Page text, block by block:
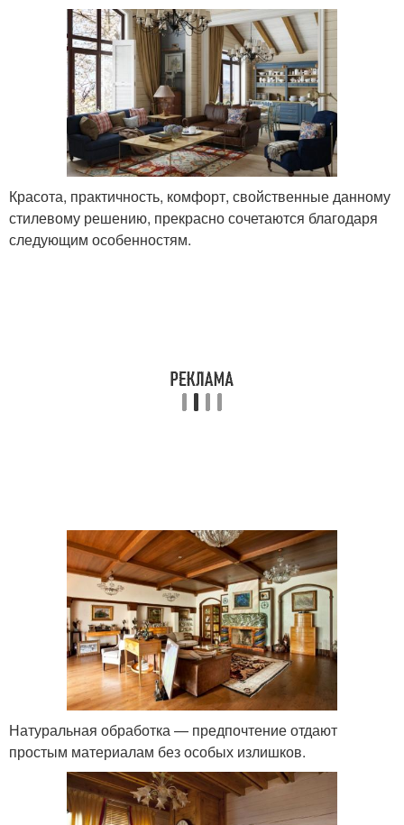
Красота, практичность, комфорт, свойственные данному
стилевому решению, прекрасно сочетаются благодаря
следующим особенностям.
Натуральная обработка — предпочтение отдают
простым материалам без особых излишков.